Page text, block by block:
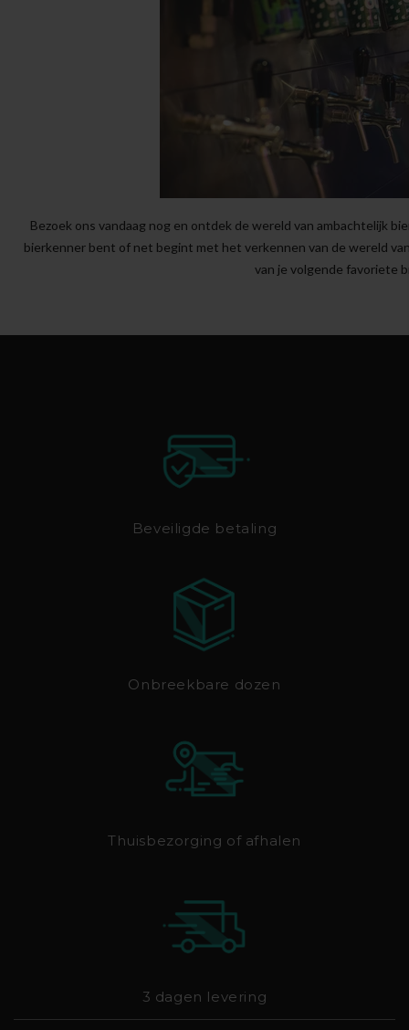
Bezoek ons vandaag nog en ontdek de wereld van ambachtelijk
bierkenner bent of net begint met het verkennen van de wereld
van je volgende favoriete
Beveiligde betaling
Onbreekbare dozen
Thuisbezorging of afhalen
3 dagen levering